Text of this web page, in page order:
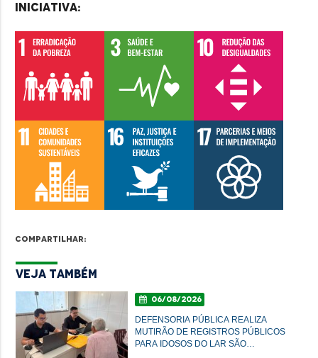
iniciativa:
Compartilhar:
Veja Também
06/08/2026
DEFENSORIA PÚBLICA REALIZA
MUTIRÃO DE REGISTROS PÚBLICOS
PARA IDOSOS DO LAR SÃO